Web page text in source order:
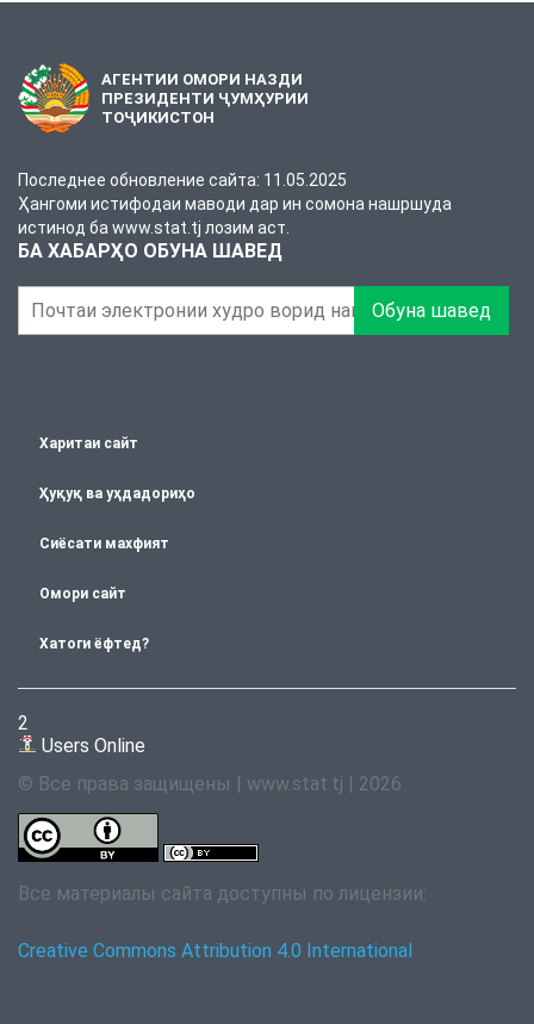
АГЕНТИИ ОМОРИ НАЗДИ
ПРЕЗИДЕНТИ ҶУМҲУРИИ
ТОҶИКИСТОН
Последнее обновление сайта: 11.05.2025
Ҳангоми истифодаи маводи дар ин сомона нашршуда
истинод ба www.stat.tj лозим аст.
БА ХАБАРҲО ОБУНА ШАВЕД
Обуна шавед
Харитаи сайт
Ҳуқуқ ва уҳдадориҳо
Сиёсати махфият
Омори сайт
Хатоги ёфтед?
2
Users Online
© Все права защищены | www.stat.tj | 2026
Все материалы сайта доступны по лицензии:
Creative Commons Attribution 4.0 International